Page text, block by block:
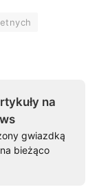
na
gwiazdką
bieżąco